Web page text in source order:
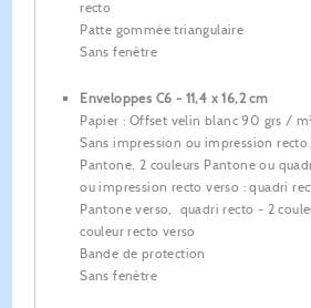
recto
Patte gommée triangulaire
Sans fenêtre
Enveloppes C6 - 11,4 x 16,2 cm
Papier : Offset velin blanc 90 grs /
Sans impression ou impression recto
Pantone, 2 couleurs Pantone ou
ou impression recto verso : quadri
Pantone verso, quadri recto - 2
couleur recto verso
Bande de protection
Sans fenêtre